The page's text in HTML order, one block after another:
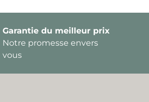
Garantie du meilleur prix
Notre promesse envers
vous